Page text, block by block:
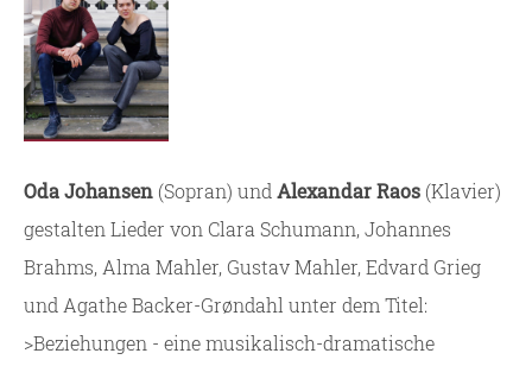
Oda Johansen (Sopran) und Alexandar Raos (Klavier)
gestalten Lieder von Clara Schumann, Johannes
Brahms, Alma Mahler, Gustav Mahler, Edvard Grieg
und Agathe Backer-Grøndahl unter dem Titel:
>Beziehungen - eine musikalisch-dramatische